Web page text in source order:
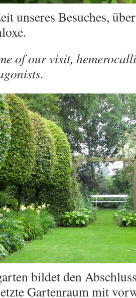
unseres Besuches,
of our visit,
bildet den
Gartenraum mit